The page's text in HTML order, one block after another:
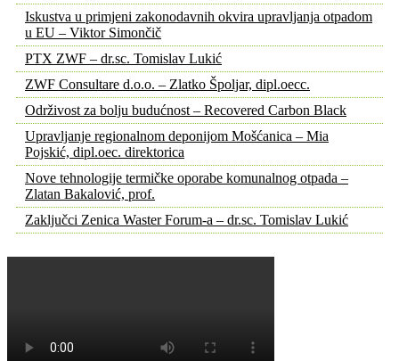
Iskustva u primjeni zakonodavnih okvira upravljanja otpadom
u EU – Viktor Simončič
PTX ZWF – dr.sc. Tomislav Lukić
ZWF Consultare d.o.o. – Zlatko Špoljar, dipl.oecc.
Održivost za bolju budućnost – Recovered Carbon Black
Upravljanje regionalnom deponijom Mošćanica – Mia
Pojskić, dipl.oec. direktorica
Nove tehnologije termičke oporabe komunalnog otpada –
Zlatan Bakalović, prof.
Zaključci Zenica Waster Forum-a – dr.sc. Tomislav Lukić